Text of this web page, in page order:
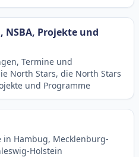
NSBA, Projekte und
Termine und
North Stars, die North Stars
und Programme
in Hambug, Mecklenburg-
Holstein